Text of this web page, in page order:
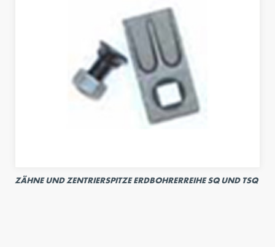
ZÄHNE UND ZENTRIERSPITZE ERDBOHRERREIHE SQ UND TSQ